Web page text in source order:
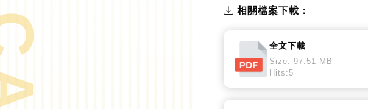
相關檔案下載：
全文下載
Size: 97.51 MB
Hits:5